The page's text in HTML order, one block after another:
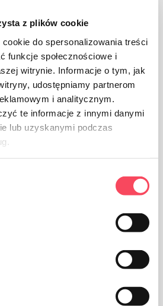
z plików cookie
do spersonalizowania treści
funkcje społecznościowe i
witrynie. Informacje o tym, jak
udostępniamy partnerom
i analitycznym.
te informacje z innymi danymi
lub uzyskanymi podczas
sąlyčiui su maistu, jis neturi įtakos